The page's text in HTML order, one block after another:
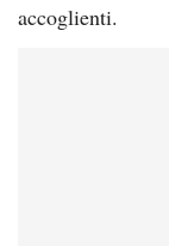
accoglienti.